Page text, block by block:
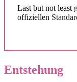
Last but not least
offiziellen
Entstehung